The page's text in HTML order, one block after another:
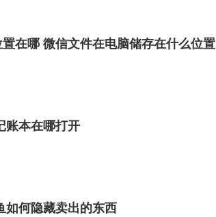
在哪 微信文件在电脑储存在什么位置
账本在哪打开
如何隐藏卖出的东西